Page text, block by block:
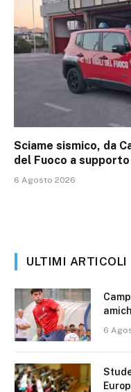
Sciame sismico, da
del Fuoco a
6 Agosto 2026
ULTIMI ARTICOLI
6